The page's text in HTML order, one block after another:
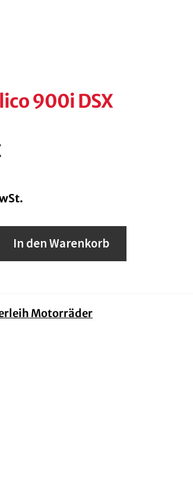
900i DSX
In den Warenkorb
Motorräder